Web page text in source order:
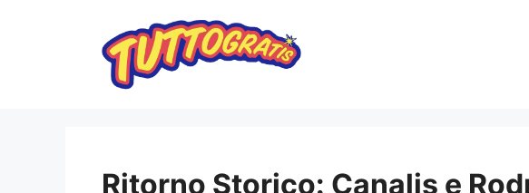
Ritorno Storico: Canalis e